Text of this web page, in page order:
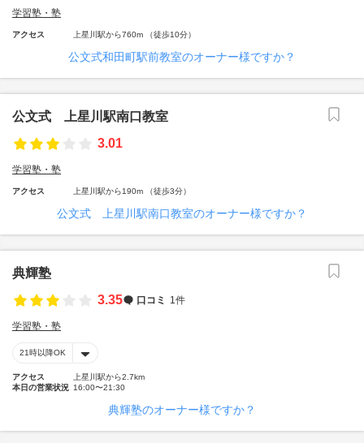
学習塾・塾
アクセス 上星川駅から760m （徒歩10分）
公文式和田町駅前教室のオーナー様ですか？
公文式 上星川駅南口教室
3.01
学習塾・塾
アクセス 上星川駅から190m （徒歩3分）
公文式 上星川駅南口教室のオーナー様ですか？
典輝塾
3.35
口コミ 1件
学習塾・塾
21時以降OK
アクセス
上星川駅から2.7km
本日の営業状況 16:00〜21:30
典輝塾のオーナー様ですか？